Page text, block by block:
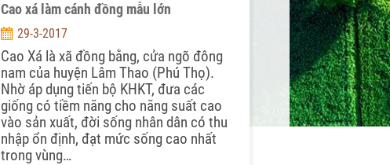
Cao xá làm cánh đồng mẫu lớn
29-3-2017
Cao Xá là xã đồng bằng, cửa ngõ đông
nam của huyện Lâm Thao (Phú Thọ).
Nhờ áp dụng tiến bộ KHKT, đưa các
giống có tiềm năng cho năng suất cao
vào sản xuất, đời sống nhân dân có thu
nhập ổn định, đạt mức sống cao nhất
trong vùng…